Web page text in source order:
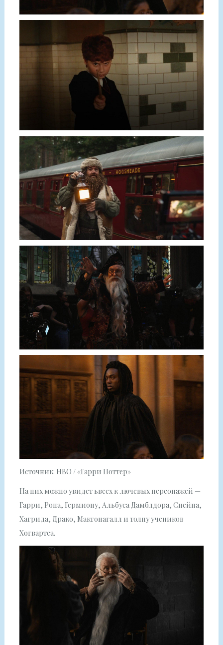
Источник: HBO / «Гарри Поттер»
На них можно увидет ьвсех к лючевых персонажей —
Гарри, Рона, Гермиону, Альбуса Дамблдора, Снейпа,
Хагрида, Драко, Макгонагалл и толпу учеников
Хогвартса.